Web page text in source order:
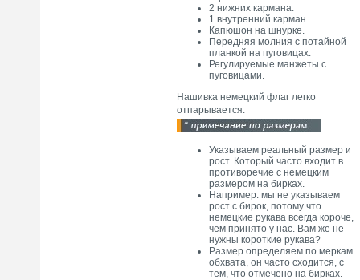
2 нижних кармана.
1 внутренний карман.
Капюшон на шнурке.
Передняя молния с потайной
планкой на пуговицах.
Регулируемые манжеты с
пуговицами.
Нашивка немецкий флаг легко
отпарывается.
Указываем реальный размер и
рост. Который часто входит в
противоречие с немецким
размером на бирках.
Например: мы не указываем
рост с бирок, потому что
немецкие рукава всегда короче,
чем принято у нас. Вам же не
нужны короткие рукава?
Размер определяем по меркам
обхвата, он часто сходится, с
тем, что отмечено на бирках.